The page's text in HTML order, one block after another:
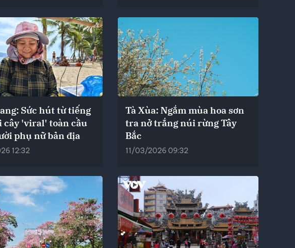
Sức hút từ tiếng
cây 'viral' toàn cầu
phụ nữ bản địa
12:32
Tà Xùa: Ngắm mùa hoa sơn
tra nở trắng núi rừng Tây
Bắc
11/03/2026 09:32